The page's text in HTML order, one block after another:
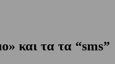
και τα τα “sms”